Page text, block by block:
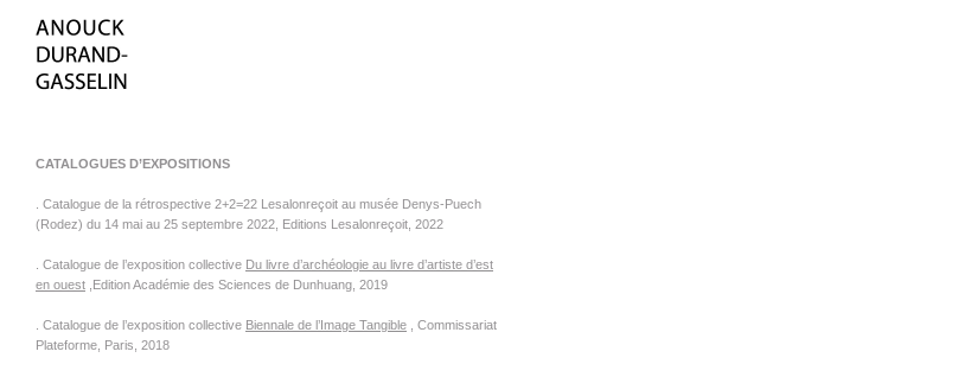
CATALOGUES D’EXPOSITIONS
. Catalogue de la rétrospective 2+2=22 Lesalonreçoit au musée Denys-Puech
(Rodez) du 14 mai au 25 septembre 2022, Editions Lesalonreçoit, 2022
. Catalogue de l’exposition collective Du livre d’archéologie au livre d’artiste d’est
en ouest ,Edition Académie des Sciences de Dunhuang, 2019
. Catalogue de l’exposition collective Biennale de l’Image Tangible , Commissariat
Plateforme, Paris, 2018